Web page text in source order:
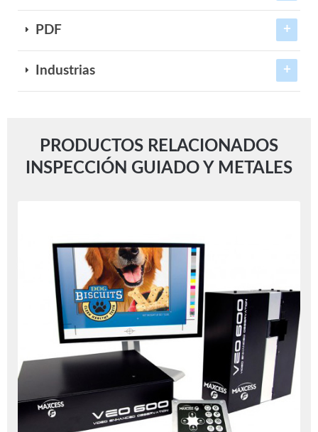
PDF
Industrias
PRODUCTOS RELACIONADOS
INSPECCIÓN GUIADO Y METALES